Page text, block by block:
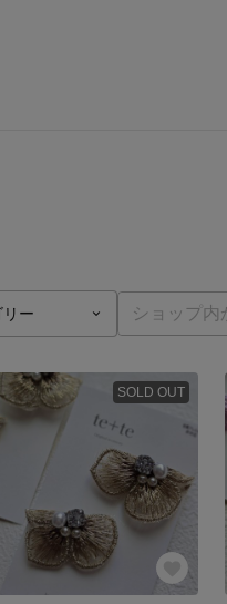
SOLD OUT